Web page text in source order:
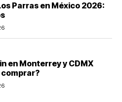
Parras en México 2026:
en Monterrey y CDMX